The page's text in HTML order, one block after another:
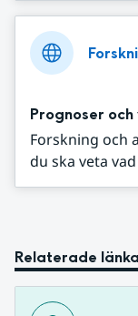
Prognoser
Forskning och
du ska veta
Relaterade